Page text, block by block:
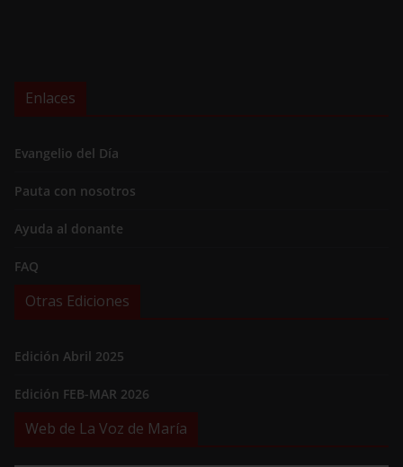
Enlaces
Evangelio del Día
Pauta con nosotros
Ayuda al donante
FAQ
Otras Ediciones
Edición Abril 2025
Edición FEB-MAR 2026
Web de La Voz de María